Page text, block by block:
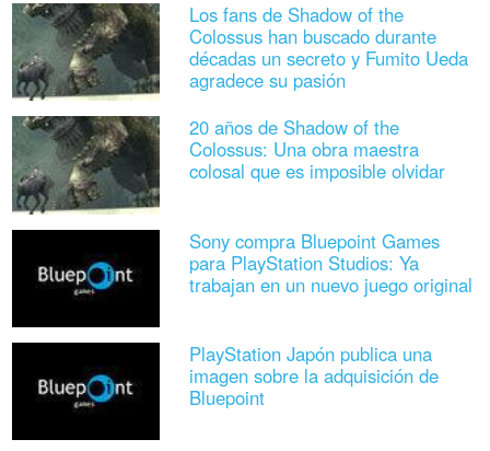
Los fans de Shadow of the
Colossus han buscado durante
décadas un secreto y Fumito Ueda
agradece su pasión
20 años de Shadow of the
Colossus: Una obra maestra
colosal que es imposible olvidar
Sony compra Bluepoint Games
para PlayStation Studios: Ya
trabajan en un nuevo juego original
PlayStation Japón publica una
imagen sobre la adquisición de
Bluepoint